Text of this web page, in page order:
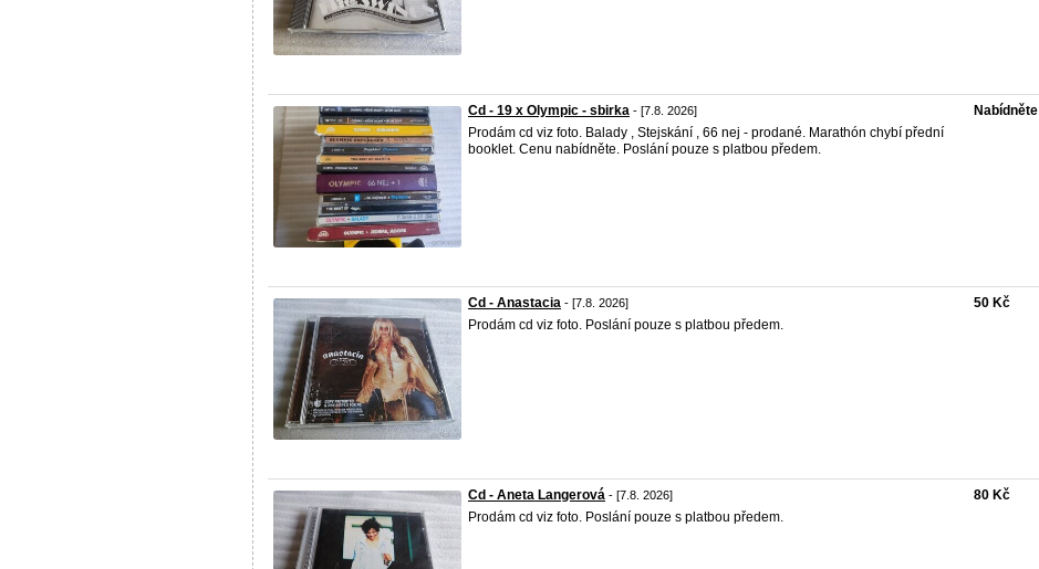
Cd - 19 x Olympic - sbirka - [7.8. 2026]
Prodám cd viz foto. Balady , Stejskání , 66 nej - prodané. Marathón chybí přední
booklet. Cenu nabídněte. Poslání pouze s platbou předem.
Nabídněte
Cd - Anastacia - [7.8. 2026]
Prodám cd viz foto. Poslání pouze s platbou předem.
50 Kč
Cd - Aneta Langerová - [7.8. 2026]
Prodám cd viz foto. Poslání pouze s platbou předem.
80 Kč